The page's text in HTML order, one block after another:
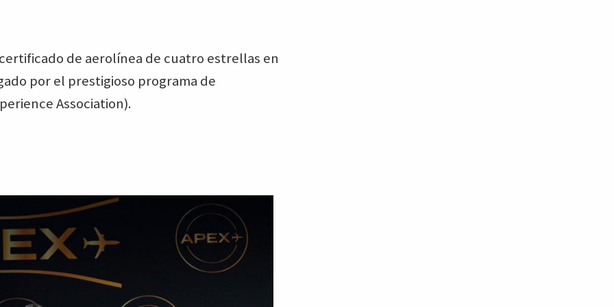
de aerolínea de cuatro estrellas en
por el prestigioso programa de
Association).